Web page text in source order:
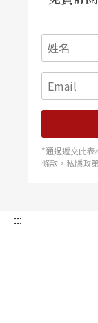
*通過遞交此表
條款，私隱政
:::